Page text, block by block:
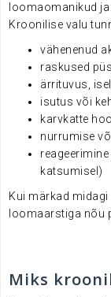
loomaomanikud
Kroonilise valu
vähenenud
raskused
ärrituvus,
isutus või
karvkatte
nurrumise
katsumisel)
Kui märkad
loomaarstiga nõu
Miks